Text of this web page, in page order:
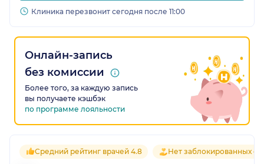
Клиника перезвонит сегодня после 11:00
Онлайн-запись
без комиссии
Более того, за каждую запись
вы получаете кэшбэк
по программе лояльности
Средний рейтинг врачей 4.8 Нет заблокированных